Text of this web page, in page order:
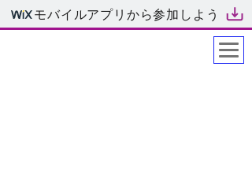
モバイルアプリから参加しよう